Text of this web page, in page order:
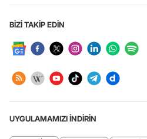
BİZİ TAKİP EDİN
UYGULAMAMIZI İNDİRİN